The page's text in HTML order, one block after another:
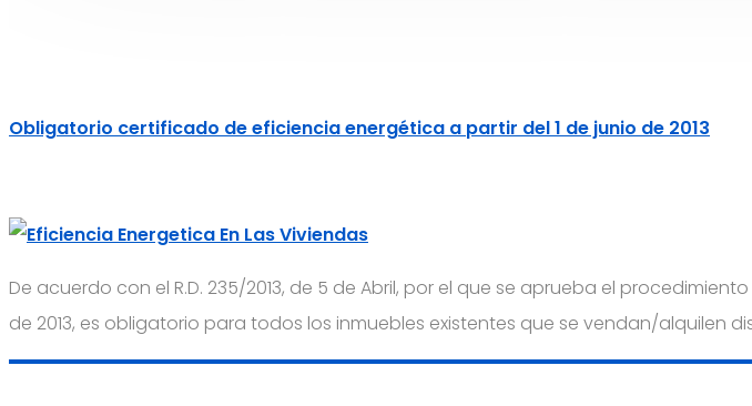
Obligatorio certificado de eficiencia energética a partir del 1 de junio de 2013
De acuerdo con el R.D. 235/2013, de 5 de Abril, por el que se aprueba el
de 2013, es obligatorio para todos los inmuebles existentes que se vendan/alquilen